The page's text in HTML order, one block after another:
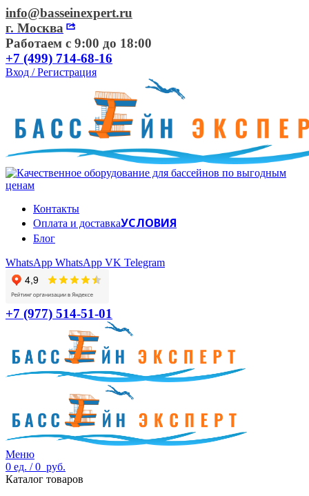
info@basseinexpert.ru
г. Москва
Работаем с 9:00 до 18:00
+7 (499) 714-68-16
Вход / Регистрация
Контакты
Оплата и доставкаУСЛОВИЯ
Блог
WhatsApp WhatsApp VK Telegram
+7 (977) 514-51-01
Меню
0 ед. / 0 руб.
Каталог товаров